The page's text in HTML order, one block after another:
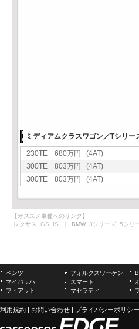
ミディアムクラスワゴン／Tシリー
230TE 680万円 (4AT)
300TE 803万円 (4AT)
300TE 803万円 (4AT)
【オススメ車種へのリンク】
レクサス GS IS ｜ BMW 3シリーズ 5シリ
ベンツ フォルクスワーゲン
マイバッハ
スマート
フィアット
マセラティ
利用規約 | お問い合わせ | プライバシーポリシー